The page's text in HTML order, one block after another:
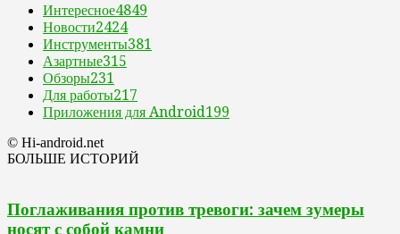
Интересное4849
Новости2424
Инструменты381
Азартные315
Обзоры231
Для работы217
Приложения для Android199
© Hi-android.net
БОЛЬШЕ ИСТОРИЙ
Поглаживания против тревоги: зачем зумеры
носят с собой камни